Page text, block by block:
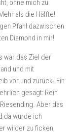
ohne mich zu
als die Hälfte!
Pfahl dazwischen
Diamond in mir!
war das Ziel der
und mit
vor und zurück. Ein
gesagt: Rein
Aber das
da wurde ich
wilder zu ficken,